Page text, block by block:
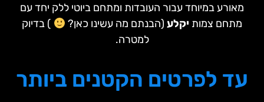
מאורע במיוחד עבור העובדות ומתחם ביוטי ללק יחד עם
מתחם צמות יקלע (הבנתם מה עשינו כאן?
) בדיוק
למטרה.
עד לפרטים הקטנים ביותר